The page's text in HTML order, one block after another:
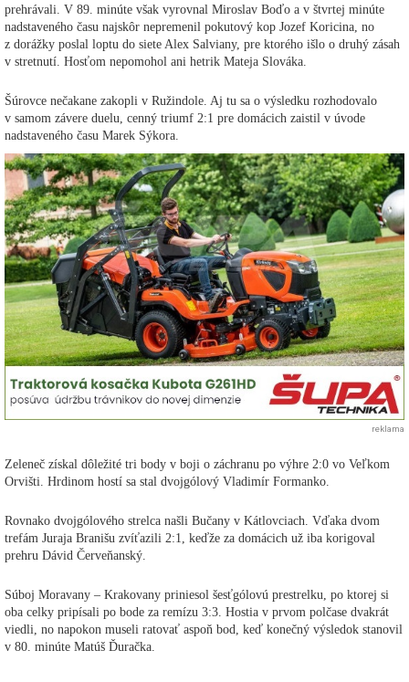
prehrávali. V 89. minúte však vyrovnal Miroslav Boďo a v štvrtej minúte
nadstaveného času najskôr nepremenil pokutový kop Jozef Koricina, no
z dorážky poslal loptu do siete Alex Salviany, pre ktorého išlo o druhý zásah
v stretnutí. Hosťom nepomohol ani hetrik Mateja Slováka.
Šúrovce nečakane zakopli v Ružindole. Aj tu sa o výsledku rozhodovalo
v samom závere duelu, cenný triumf 2:1 pre domácich zaistil v úvode
nadstaveného času Marek Sýkora.
reklama
Zeleneč získal dôležité tri body v boji o záchranu po výhre 2:0 vo Veľkom
Orvišti. Hrdinom hostí sa stal dvojgólový Vladimír Formanko.
Rovnako dvojgólového strelca našli Bučany v Kátlovciach. Vďaka dvom
trefám Juraja Branišu zvíťazili 2:1, keďže za domácich už iba korigoval
prehru Dávid Červeňanský.
Súboj Moravany – Krakovany priniesol šesťgólovú prestrelku, po ktorej si
oba celky pripísali po bode za remízu 3:3. Hostia v prvom polčase dvakrát
viedli, no napokon museli ratovať aspoň bod, keď konečný výsledok stanovil
v 80. minúte Matúš Ďuračka.